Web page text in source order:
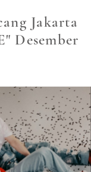
Jakarta
Desember